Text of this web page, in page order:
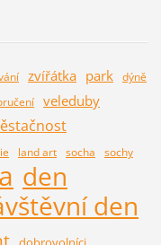
zvířátka park dýně
veleduby
land art socha
sochy
den
den